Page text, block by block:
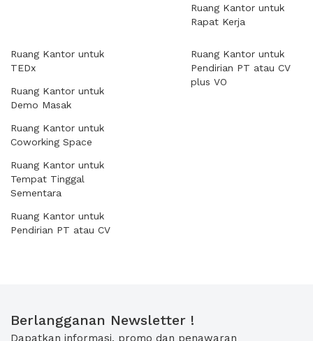
Ruang Kantor untuk
Rapat Kerja
Ruang Kantor untuk
TEDx
Ruang Kantor untuk
Demo Masak
Ruang Kantor untuk
Coworking Space
Ruang Kantor untuk
Tempat Tinggal
Sementara
Ruang Kantor untuk
Pendirian PT atau CV
Ruang Kantor untuk
Pendirian PT atau CV
plus VO
Berlangganan Newsletter !
Dapatkan informasi, promo dan penawaran